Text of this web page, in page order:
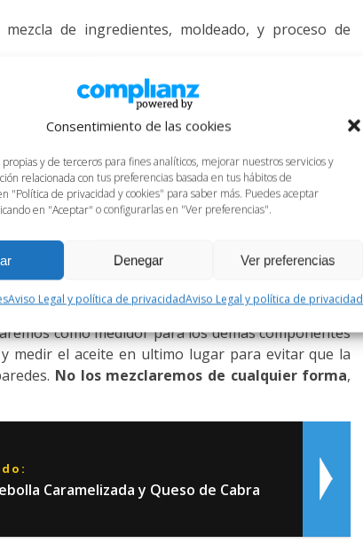
Consentimiento de las cookies
propias y de terceros para fines analíticos, mejorar nuestros servicios y
relacionada con tus preferencias basada en tus hábitos de
"Política de privacidad y cookies" para saber más. Puedes aceptar
en "Aceptar" o configurarlas en "Ver preferencias".
Denegar Ver preferencias
Aviso Legal y política de privacidadAviso Legal y política de privacidad
de ingredientes, moldeado, y proceso de
para meter todos los ingredientes.
huevos y el yogur natural. Este último puede ser
eléctrico, asegurándonos de que el azúcar
el resto de los ingredientes.
eléctricos baratos
como medidor para los demás componentes
medir el aceite en ultimo lugar para evitar que la
No los mezclaremos de cualquier forma,
Caramelizada y Queso de Cabra